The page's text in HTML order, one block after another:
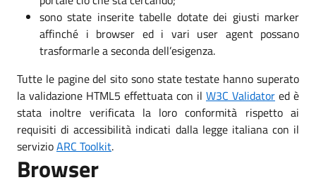
sono state inserite tabelle dotate dei giusti marker
affinché i browser ed i vari user agent possano
trasformarle a seconda dell’esigenza.
Tutte le pagine del sito sono state testate hanno superato
la validazione HTML5 effettuata con il W3C Validator ed è
stata inoltre verificata la loro conformità rispetto ai
requisiti di accessibilità indicati dalla legge italiana con il
servizioARC Toolkit.
Browser